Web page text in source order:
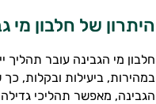
היתרון של חלבון מי
חלבון מי הגבינה עובר
במהירות, ביעילות ובקלות, כך
הגבינה, מאפשר תהליכי